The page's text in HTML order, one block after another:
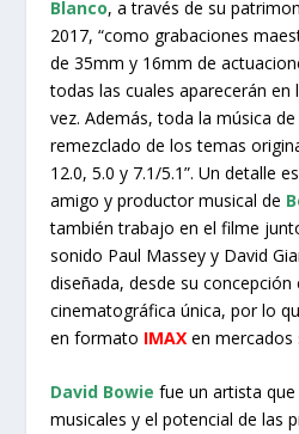
Blanco, a través de su
2017, “como grabaciones
de 35mm y 16mm de
todas las cuales aparecerán
vez. Además, toda la música
remezclado de los temas
12.0, 5.0 y 7.1/5.1”. Un detalle
amigo y productor musical de
también trabajo en el filme
sonido Paul Massey y David
diseñada, desde su
cinematográfica única, por lo
en formato IMAX en mercados
David Bowie fue un artista
musicales y el potencial de las